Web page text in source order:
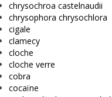
chrysochroa castelnaudii
chrysophora chrysochlora
cigale
clamecy
cloche
cloche verre
cobra
cocaïne